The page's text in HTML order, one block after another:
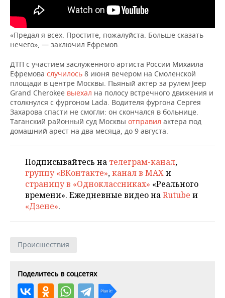
ХОККЕЙ С МЯЧОМ
ПРОИСШЕСТВИЯ
«Предал я всех. Простите, пожалуйста. Больше сказать
нечего», — заключил Ефремов.
ДТП с участием заслуженного артиста России Михаила
Ефремова случилось 8 июня вечером на Смоленской
площади в центре Москвы. Пьяный актер за рулем Jeep
Grand Cherokee выехал на полосу встречного движения и
столкнулся с фургоном Lada. Водителя фургона Сергея
Захарова спасти не смогли: он скончался в больнице.
Таганский районный суд Москвы отправил актера под
домашний арест на два месяца, до 9 августа.
Подписывайтесь на телеграм-канал,
группу «ВКонтакте»,канал в MAXи
страницу в «Одноклассниках» «Реального
времени». Ежедневные видео наRutube и
«Дзене».
Происшествия
Поделитесь в соцсетях